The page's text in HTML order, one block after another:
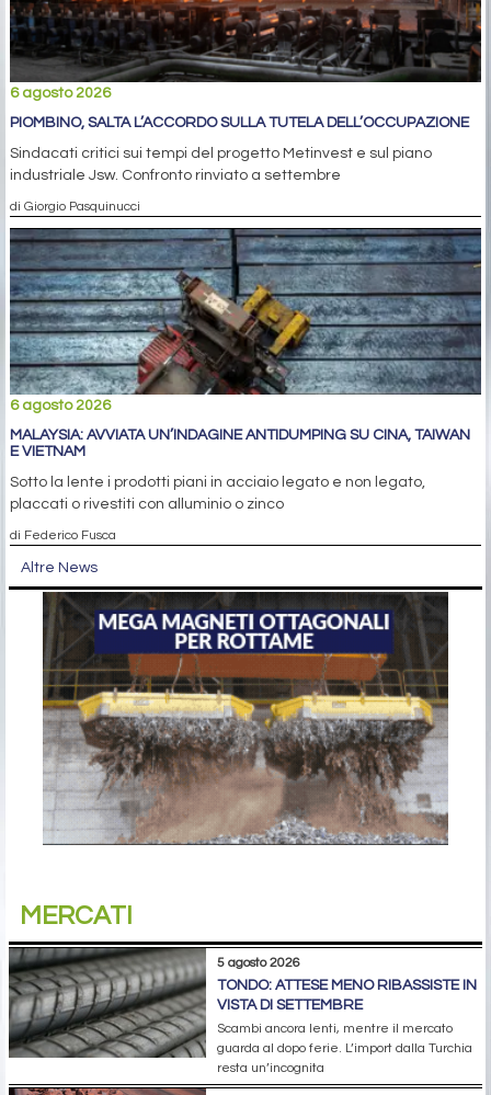
6 agosto 2026
PIOMBINO, SALTA L’ACCORDO SULLA TUTELA DELL’OCCUPAZIONE
Sindacati critici sui tempi del progetto Metinvest e sul piano
industriale Jsw. Confronto rinviato a settembre
di Giorgio Pasquinucci
6 agosto 2026
MALAYSIA: AVVIATA UN’INDAGINE ANTIDUMPING SU CINA, TAIWAN
E VIETNAM
Sotto la lente i prodotti piani in acciaio legato e non legato,
placcati o rivestiti con alluminio o zinco
di Federico Fusca
Altre News
MERCATI
5 agosto 2026
TONDO: ATTESE MENO RIBASSISTE IN
VISTA DI SETTEMBRE
Scambi ancora lenti, mentre il mercato
guarda al dopo ferie. L’import dalla Turchia
resta un’incognita